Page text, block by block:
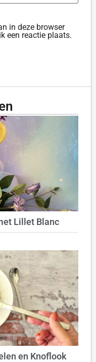
in deze browser
een reactie plaats.
Lillet Blanc
en Knoflook